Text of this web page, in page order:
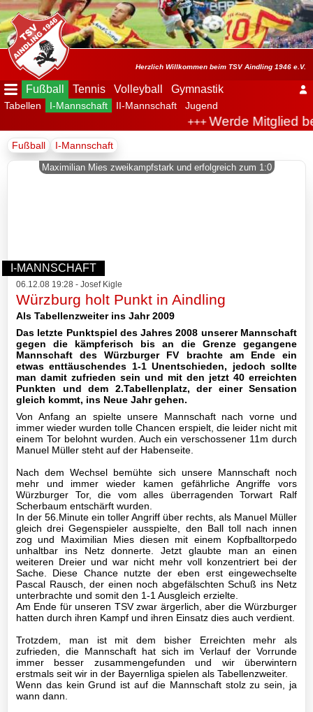
Herzlich Willkommen beim TSV Aindling 1946 e.V.
Fußball Tennis Volleyball Gymnastik
Tabellen I-Mannschaft II-Mannschaft Jugend
+++Werde Mitglied
Menü
ausblenden
Startseite
Verein
Fußball
I-
Mannschaft
Archiv
II-
Mannschaft
III-
Mannschaft
Seniorenfußball
Jugendfußball
Tennis
Volleyball
Stockschützen
Gymnastik
Basketball
TSV
Gaststätte
Fußball I-Mannschaft
I-MANNSCHAFT
Maximilian Mies zweikampfstark und erfolgreich zum 1:0
06.12.08 19:28 - Josef Kigle
Würzburg holt Punkt in Aindling
Als Tabellenzweiter ins Jahr 2009
Das letzte Punktspiel des Jahres 2008 unserer Mannschaft
gegen die kämpferisch bis an die Grenze gegangene
Mannschaft des Würzburger FV brachte am Ende ein
etwas enttäuschendes 1-1 Unentschieden, jedoch sollte
man damit zufrieden sein und mit den jetzt 40 erreichten
Punkten und dem 2.Tabellenplatz, der einer Sensation
gleich kommt, ins Neue Jahr gehen.
Von Anfang an spielte unsere Mannschaft nach vorne und
immer wieder wurden tolle Chancen erspielt, die leider nicht mit
einem Tor belohnt wurden. Auch ein verschossener 11m durch
Manuel Müller steht auf der Habenseite.
Nach dem Wechsel bemühte sich unsere Mannschaft noch
mehr und immer wieder kamen gefährliche Angriffe vors
Würzburger Tor, die vom alles überragenden Torwart Ralf
Scherbaum entschärft wurden.
In der 56.Minute ein toller Angriff über rechts, als Manuel Müller
gleich drei Gegenspieler ausspielte, den Ball toll nach innen
zog und Maximilian Mies diesen mit einem Kopfballtorpedo
unhaltbar ins Netz donnerte. Jetzt glaubte man an einen
weiteren Dreier und war nicht mehr voll konzentriert bei der
Sache. Diese Chance nutzte der eben erst eingewechselte
Pascal Rausch, der einen noch abgefälschten Schuß ins Netz
unterbrachte und somit den 1-1 Ausgleich erzielte.
Am Ende für unseren TSV zwar ärgerlich, aber die Würzburger
hatten durch ihren Kampf und ihren Einsatz dies auch verdient.
Trotzdem, man ist mit dem bisher Erreichten mehr als
zufrieden, die Mannschaft hat sich im Verlauf der Vorrunde
immer besser zusammengefunden und wir überwintern
erstmals seit wir in der Bayernliga spielen als Tabellenzweiter.
Wenn das kein Grund ist auf die Mannschaft stolz zu sein, ja
wann dann.